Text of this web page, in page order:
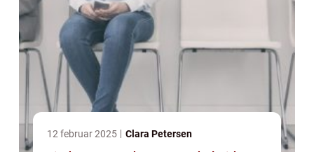
12 februar 2025 Clara Petersen